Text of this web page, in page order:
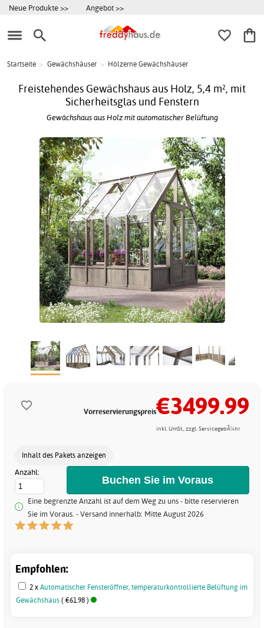
Neue Produkte >> Angebot >>
Startseite > Gewächshäuser > Hölzerne Gewächshäuser
Freistehendes Gewächshaus aus Holz, 5,4 m², mit
Sicherheitsglas und Fenstern
Gewächshaus aus Holz mit automatischer Belüftung
Vorreservierungspreis€3499.99
inkl. UmSt., zzgl. ServicegebÃ¼hr
Inhalt des Pakets anzeigen
Anzahl:
Eine begrenzte Anzahl ist auf dem Weg zu uns - bitte reservieren
Sie im Voraus. - Versand innerhalb: Mitte August 2026
Empfohlen:
2 x Automatischer Fensteröffner, temperaturkontrollierte Belüftung im
Gewächshaus ( €61.98 )